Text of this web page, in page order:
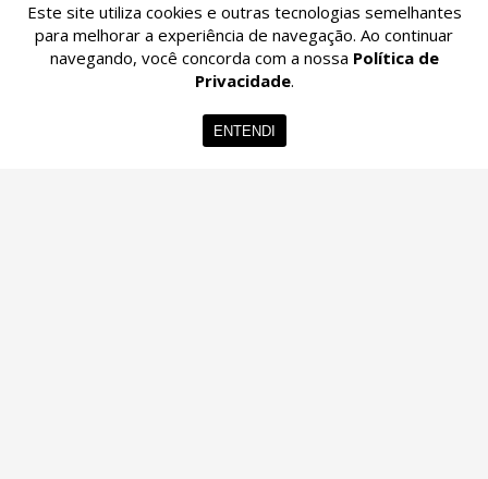
Imóveis
Este site utiliza cookies e outras tecnologias semelhantes
para melhorar a experiência de navegação. Ao continuar
navegando, você concorda com a nossa Política de
Privacidade.
ENTENDI